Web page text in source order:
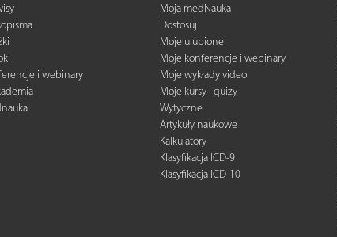
i webinary
Moja medNauka
Dostosuj
Moje ulubione
Moje konferencje i webinary
Moje wykłady video
Moje kursy i quizy
Wytyczne
Artykuły naukowe
Kalkulatory
Klasyfikacja ICD-9
Klasyfikacja ICD-10